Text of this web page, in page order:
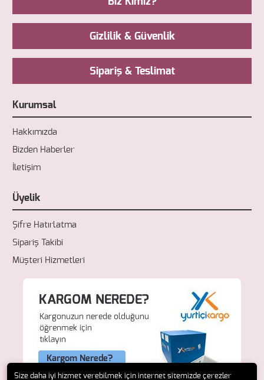
Gizlilik & Güvenlik
Sipariş & Teslimat
Kurumsal
Hakkımızda
Bizden Haberler
İletişim
Üyelik
Şifre Hatırlatma
Sipariş Takibi
Müşteri Hizmetleri
Size daha iyi hizmet verebilmek için internet sitemizde çerezler